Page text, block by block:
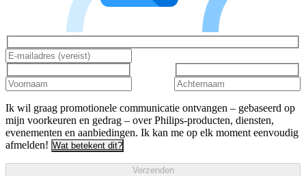
Ik wil graag promotionele communicatie ontvangen – gebaseerd op
mijn voorkeuren en gedrag – over Philips-producten, diensten,
evenementen en aanbiedingen. Ik kan me op elk moment eenvoudig
afmelden! Wat betekent dit?
Verzenden